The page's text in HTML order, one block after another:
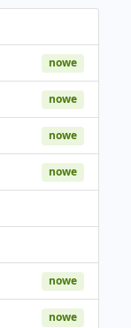
nowe
nowe
nowe
nowe
nowe
nowe